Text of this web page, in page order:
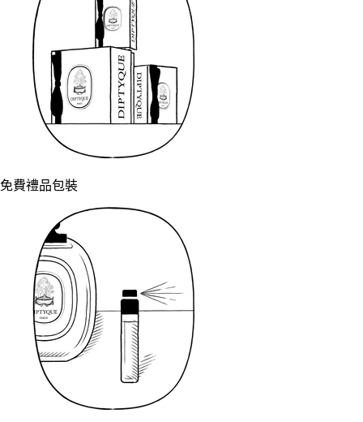
免費禮品包裝